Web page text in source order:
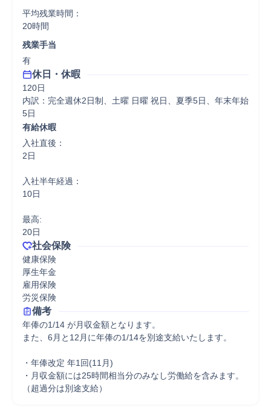
平均残業時間：
20時間
残業手当
有
休日・休暇
120日
内訳：完全週休2日制、土曜 日曜 祝日、夏季5日、年末年始
5日
有給休暇
入社直後：
2日
入社半年経過：
10日
最高:
20日
社会保険
健康保険
厚生年金
雇用保険
労災保険
備考
年俸の1/14 が月収金額となります。
また、6月と12月に年俸の1/14を別途支給いたします。
・年俸改定 年1回(11月)
・月収金額には25時間相当分のみなし労働給を含みます。
（超過分は別途支給）